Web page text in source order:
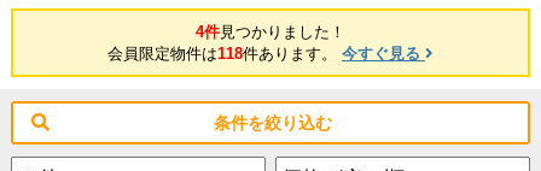
4件見つかりました！
会員限定物件は118件あります。 今すぐ見る
条件を絞り込む